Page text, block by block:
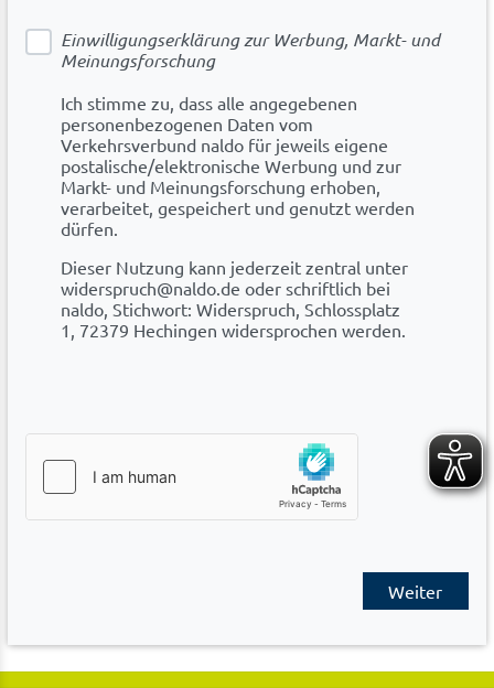
Einwilligungserklärung zur Werbung, Markt- und
Meinungsforschung
Ich stimme zu, dass alle angegebenen
personenbezogenen Daten vom
Verkehrsverbund naldo für jeweils eigene
postalische/elektronische Werbung und zur
Markt- und Meinungsforschung erhoben,
verarbeitet, gespeichert und genutzt werden
dürfen.
Dieser Nutzung kann jederzeit zentral unter
widerspruch@naldo.de oder schriftlich bei
naldo, Stichwort: Widerspruch, Schlossplatz
1, 72379 Hechingen widersprochen werden.
Weiter